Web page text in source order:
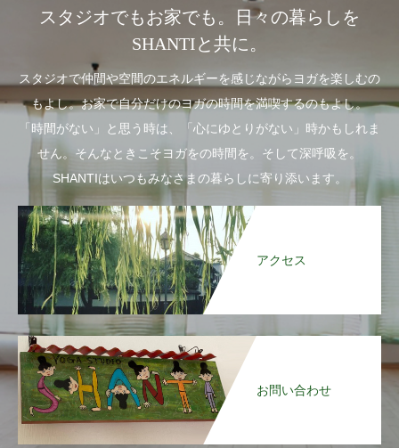
スタジオでもお家でも。日々の暮らしを
SHANTIと共に。
スタジオで仲間や空間のエネルギーを感じながらヨガを楽しむの
もよし。お家で自分だけのヨガの時間を満喫するのもよし。
「時間がない」と思う時は、「心にゆとりがない」時かもしれま
せん。そんなときこそヨガをの時間を。そして深呼吸を。
SHANTIはいつもみなさまの暮らしに寄り添います。
アクセス
お問い合わせ